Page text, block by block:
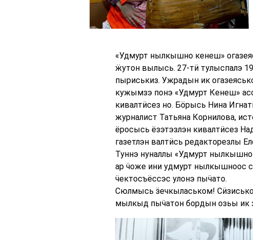
«Удмурт нылкышно кенеш»
ӝутон вылысь. 27-тӥ тулыспалэ
пыриськиз. Ужрадын ик
кужымзэ понэ «Удмурт Кенеш»
кивалтӥсез но. Бӧрысь Нина
журналист Татьяна Корнилова,
ёросысь ёзэтэзлэн кивалтӥсез
газетлэн валтӥсь редакторезлы
Туннэ нуналлы «Удмурт
ар ӵоже ини удмурт нылкышноос
ӵектосъёссэс улонэ пыӵато.
Сюлмысь ӟечкыласьком!
мылкыд пыӵатон бордын озьы ик